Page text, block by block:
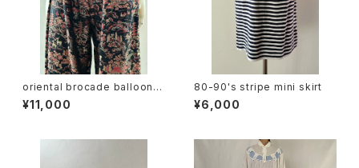
oriental brocade balloon p
ants
¥11,000
80-90's stripe mini skirt
¥6,000